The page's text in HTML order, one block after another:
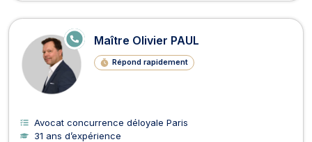
Maître Olivier PAUL
Répond rapidement
E
N
N
E
Avocat concurrence déloyale Paris
31 ans d’expérience